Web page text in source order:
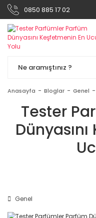
0850 885 17 02
Anasayfa Bloglar Genel
Tester
Genel